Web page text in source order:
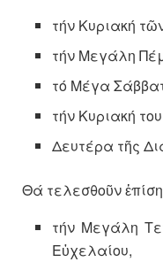
τήν Κυριακή
τήν Μεγάλη
τό Μέγα
τήν Κυριακή
Δευτέρα τῆς
Θά τελεσθοῦν
τήν Μεγάλη
Εὐχελαίου,